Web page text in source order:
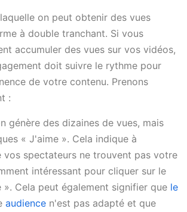
on peut obtenir des vues
à double tranchant. Si vous
accumuler des vues sur vos vidéos,
doit suivre le rythme pour
de votre contenu. Prenons
:
génère des dizaines de vues, mais
« J'aime ». Cela indique à
vos spectateurs ne trouvent pas votre
intéressant pour cliquer sur le
Cela peut également signifier que le
audience n'est pas adapté et que